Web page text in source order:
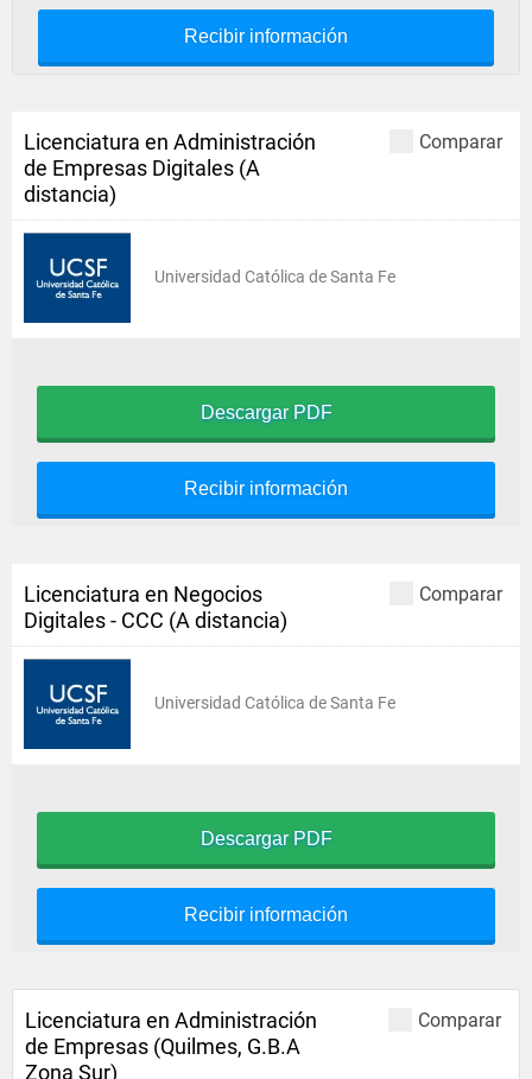
Recibir información
Comparar
Licenciatura en Administración
de Empresas Digitales (A
distancia)
Universidad Católica de Santa Fe
Descargar PDF
Recibir información
Comparar
Licenciatura en Negocios
Digitales - CCC (A distancia)
Universidad Católica de Santa Fe
Descargar PDF
Recibir información
Comparar
Licenciatura en Administración
de Empresas (Quilmes, G.B.A
Zona Sur)